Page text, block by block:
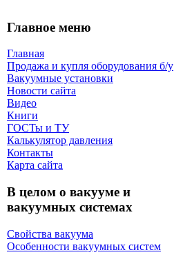
Главное меню
Главная
Продажа и купля оборудования б/y
Вакуумные установки
Новости сайта
Видео
Книги
ГОСТы и ТУ
Калькулятор давления
Контакты
Карта сaйта
В целом о вакууме и
вакуумных системах
Свойства вакуума
Особенности вакуумных систем